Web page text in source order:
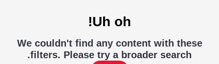
Uh oh!
We couldn't find any content with these
filters. Please try a broader search.